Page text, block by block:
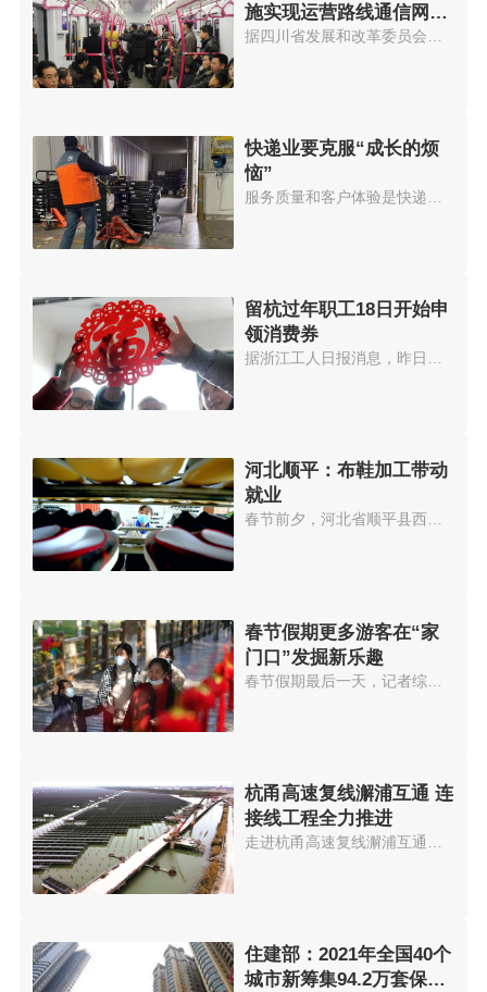
施实现运营路线通信网络
全覆盖
快递业要克服“成长的烦
恼”
留杭过年职工18日开始申
领消费券
据浙江工人日报消息，昨日，浙江...
河北顺平：布鞋加工带动
就业
春节前夕，河北省顺平县西南蒲村...
春节假期更多游客在“家
门口”发掘新乐趣
杭甬高速复线澥浦互通 连
接线工程全力推进
住建部：2021年全国40个
城市新筹集94.2万套保障